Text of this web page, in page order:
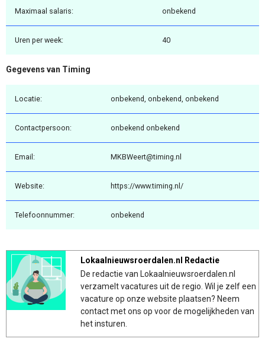
Maximaal salaris: onbekend
Uren per week: 40
Gegevens van Timing
Locatie: onbekend, onbekend, onbekend
Contactpersoon: onbekend onbekend
Email: MKBWeert@timing.nl
Website: https://www.timing.nl/
Telefoonnummer: onbekend
Lokaalnieuwsroerdalen.nl Redactie
De redactie van Lokaalnieuwsroerdalen.nl
verzamelt vacatures uit de regio. Wil je zelf een
vacature op onze website plaatsen? Neem
contact met ons op voor de mogelijkheden van
het insturen.